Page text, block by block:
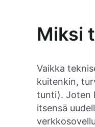
Miksi
Vaikka
kuitenkin,
tunti). Joten
itsensä